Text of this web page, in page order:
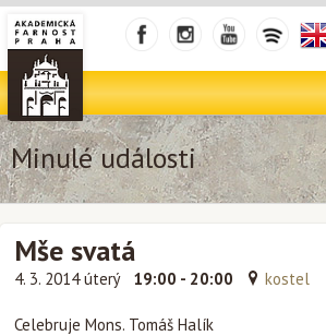
Minulé události
Mše svatá
4. 3. 2014 úterý 19:00 - 20:00 kostel
Celebruje Mons. Tomáš Halík